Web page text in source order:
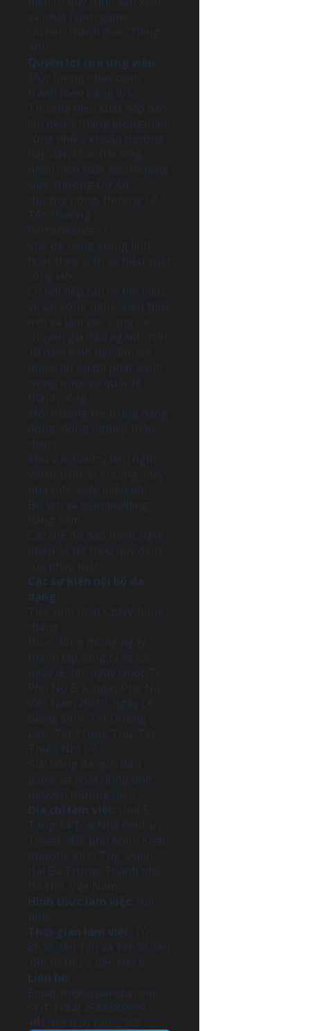
và phát hành game.
Ưu tiên thành thạo Tiếng
Anh.
Quyền lợi của ứng viên
Mức lương offer cạnh
tranh theo năng lực.
Thưởng hiệu suất hấp dẫn
lên đến 3 tháng lương/năm
cùng nhiều khoản thưởng
hấp dẫn khác (thưởng
nhân viên xuất sắc, thưởng
Quý, thưởng Dự Án,
thưởng nóng, thưởng Lễ,
Tết, thưởng
Performance…).
Chế độ nâng lương linh
hoạt theo vị trí và hiệu suất
công việc.
Cơ hội tiếp cận và tìm hiểu
về các công nghệ, kiến thức
mới và làm việc cùng các
chuyên gia đầu ngành, trên
10 năm kinh nghiệm với
nhiều dự án đã phát hành
trong nước và quốc tế
thành công.
Môi trường trẻ trung năng
động, đồng nghiệp thân
thiện;
Khu vực Pantry tiện nghi
với tủ lạnh, lò vi sóng, máy
pha cafe, cafe miễn phí,…
Du lịch và teambuilding
hàng năm.
Các chế độ bảo hiểm, nghỉ
phép, lễ tết theo quy định
của pháp luật.
Các sự kiện nội bộ đa
dạng:
Tiệc sinh nhật CBNV hàng
tháng
Hoạt động mừng ngày
thành lập công ty và các
ngày lễ, tết: ngày Quốc Tế
Phụ Nữ 8/3, ngày Phụ Nữ
Việt Nam 20/10, ngày Lễ
Giáng Sinh, Tết Dương
Lịch, Tết Trung Thu, Tết
Thiếu Nhi 1/6…
Giải bóng đá, giải đấu
game và hoạt động tình
nguyện thường niên
Địa chỉ làm việc : Unit 5,
Tầng 14 Tòa Nhà Century
Tower, 458 phố Minh Khai,
Phường Vĩnh Tuy, Quận
Hai Bà Trưng, Thành phố
Hà Nội, Việt Nam.
Hình thức làm việc : Full
time
Thời gian làm việc : Từ
8h30 đến 12h và 13h30 đến
18h từ thứ 2 đến thứ 6.
Liên hệ:
Email: hr@savameta.com
SĐT: (+84) 2588889999
Lượt truy cập: 2,169